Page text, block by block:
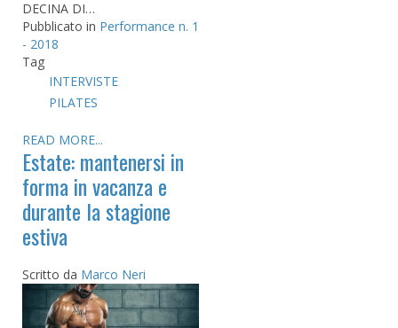
DECINA DI…
Pubblicato in Performance n. 1
- 2018
Tag
INTERVISTE
PILATES
READ MORE...
Estate: mantenersi in
forma in vacanza e
durante la stagione
estiva
Scritto da Marco Neri